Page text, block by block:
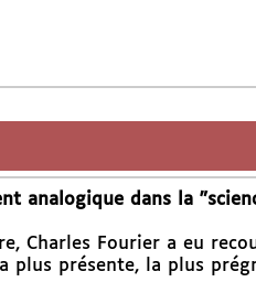
analogique dans la
Charles Fourier a eu
plus présente, la plus